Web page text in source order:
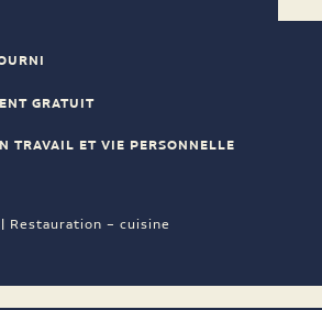
GRATUIT
TRAVAIL ET VIE PERSONNELLE
Restauration – cuisine